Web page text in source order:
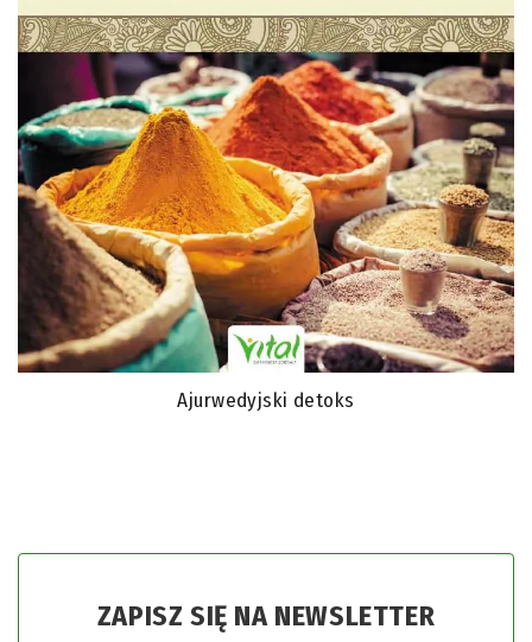
Ajurwedyjski detoks
ZAPISZ SIĘ NA NEWSLETTER